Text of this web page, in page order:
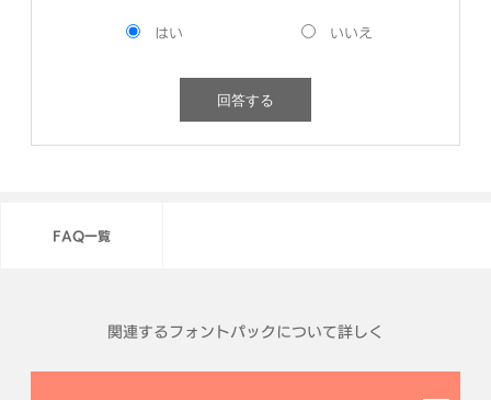
FAQ一覧
関連するフォントパックについて詳しく